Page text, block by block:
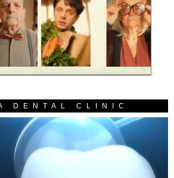
DENTAL CLINIC